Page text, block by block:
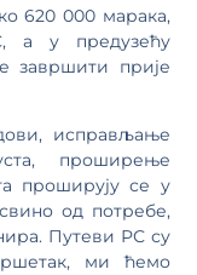
620 000 марака,
а у предузећу
завршити прије
исправљање
проширење
проширују се у
од потребе,
Путеви РС су
ми ћемо